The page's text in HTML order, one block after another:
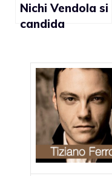
Nichi Vendola si
candida
trovato il loro
leader?